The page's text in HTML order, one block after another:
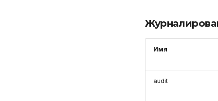
Имя
audit